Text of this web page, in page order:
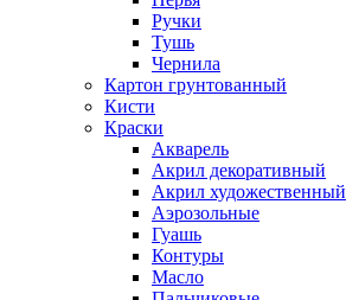
Ручки
Тушь
Чернила
Картон грунтованный
Кисти
Краски
Акварель
Акрил декоративный
Акрил художественный
Аэрозольные
Гуашь
Контуры
Масло